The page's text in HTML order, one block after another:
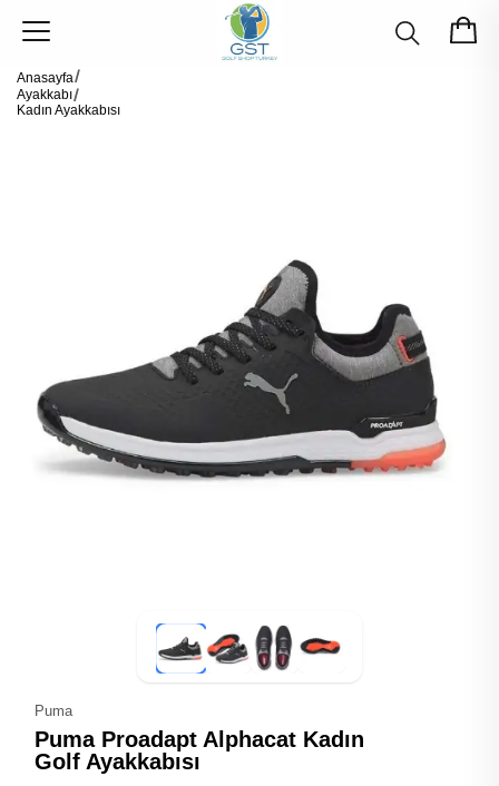
Anasayfa
Ayakkabı
Kadın Ayakkabısı
Puma
Puma Proadapt Alphacat Kadın
Golf Ayakkabısı